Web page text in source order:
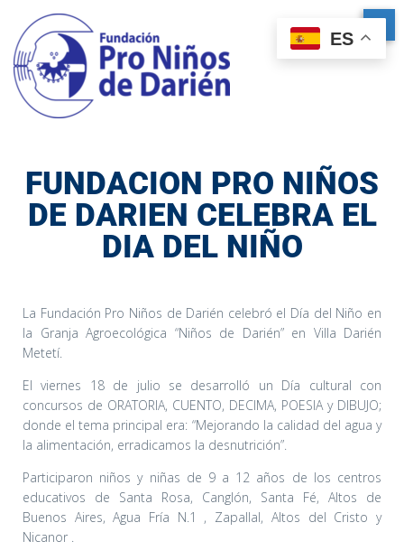
FUNDACION PRO NIÑOS
DE DARIEN CELEBRA EL
DIA DEL NIÑO
La Fundación Pro Niños de Darién celebró el Día del Niño en
la Granja Agroecológica “Niños de Darién” en Villa Darién
Metetí.
El viernes 18 de julio se desarrolló un Día cultural con
concursos de ORATORIA, CUENTO, DECIMA, POESIA y DIBUJO;
donde el tema principal era: “Mejorando la calidad del agua y
la alimentación, erradicamos la desnutrición”.
Participaron niños y niñas de 9 a 12 años de los centros
educativos de Santa Rosa, Canglón, Santa Fé, Altos de
Buenos Aires, Agua Fría N.1 , Zapallal, Altos del Cristo y
Nicanor .
ES